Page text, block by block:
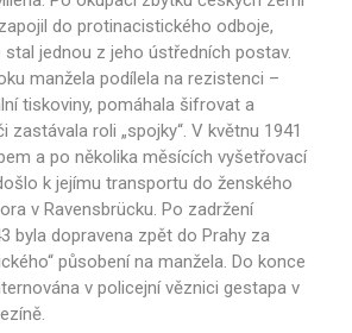
do protinacistického odboje,
jednou z jeho ústředních postav.
manžela podílela na rezistenci –
tiskoviny, pomáhala šifrovat a
roli „spojky“. V květnu 1941
a po několika měsících vyšetřovací
k jejímu transportu do ženského
v Ravensbrücku. Po zadržení
byla dopravena zpět do Prahy za
působení na manžela. Do konce
v policejní věznici gestapa v